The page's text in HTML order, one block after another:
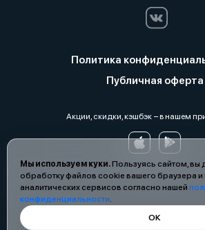
Мы используем куки.Пользуясь сайтом, вы
обработку файлов cookie вашего браузера
аналитических сервисов согласно нашей
конфиденциальности.
ОК
Политика
Публичная оферта
Акции, скидки, кэшбэк − в нашем